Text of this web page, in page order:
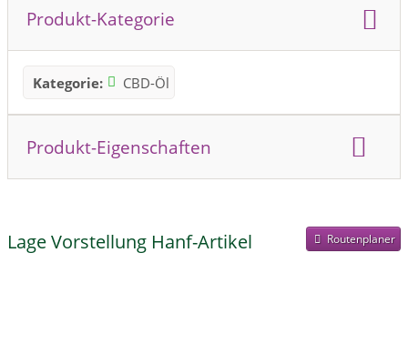
Produkt-Kategorie
Kategorie: CBD-Öl
Produkt-Eigenschaften
Lage Vorstellung Hanf-Artikel Routenplaner